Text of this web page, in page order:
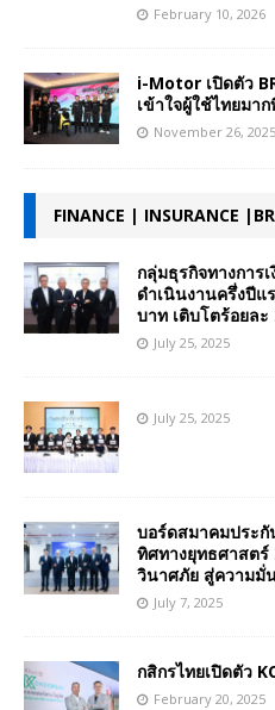
February 10, 2026
i-Motor เปิดตัว
เข้าใจผู้ใช้ไทยมา
November 26, 2025
FINANCE | INSURANCE
กลุ่มธุรกิจทางการ
ดำเนินงานครึ่งปีแ
บาท เติบโตร้อยล
July 25, 2025
July 25, 2025
บอร์ดสมาคมประ
ทิศทางยุทธศาสตร์
วินาศภัย สู่ความมั่
July 7, 2025
กสิกรไทยเปิดตัว
February 20, 2025